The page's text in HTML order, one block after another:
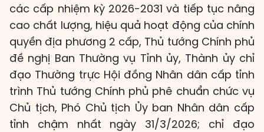
các cấp nhiệm kỳ 2026-2031 và tiếp tục nâng
cao chất lượng, hiệu quả hoạt động của chính
quyền địa phương 2 cấp, Thủ tướng Chính phủ
đề nghị Ban Thường vụ Tỉnh ủy, Thành ủy chỉ
đạo Thường trực Hội đồng Nhân dân cấp tỉnh
trình Thủ tướng Chính phủ phê chuẩn chức vụ
Chủ tịch, Phó Chủ tịch Ủy ban Nhân dân cấp
tỉnh chậm nhất ngày 31/3/2026; chỉ đạo